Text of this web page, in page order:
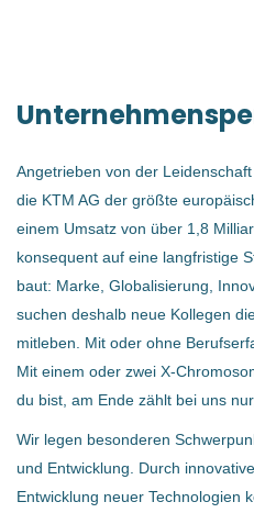
Angetrieben von der
die KTM AG der größte
einem Umsatz von über 1,8
konsequent auf eine langfristige
baut: Marke, Globalisierung,
suchen deshalb neue Kollegen
mitleben. Mit oder ohne
Mit einem oder zwei X-
du bist, am Ende zählt bei uns
Wir legen besonderen
und Entwicklung. Durch
Entwicklung neuer Technologien